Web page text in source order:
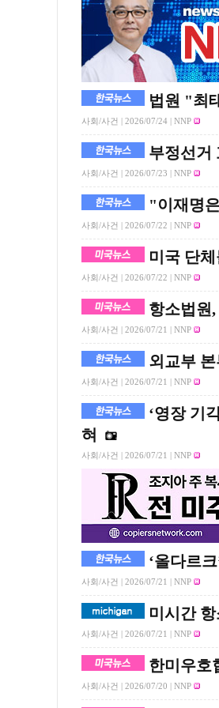
법원 "최
사회/사건 | 2026/07/24 | NNP
부정선거
사회/사건 | 2026/07/23 | NNP
"이재명
사회/사건 | 2026/07/22 | NNP
미국 단
사회/사건 | 2026/07/22 | NNP
항소법원
사회/사건 | 2026/07/21 | NNP
외교부
사회/사건 | 2026/07/21 | NNP
‘영장 기
혀
사회/사건 | 2026/07/21 | NNP
‘올다르
사회/사건 | 2026/07/21 | NNP
미시간
사회/사건 | 2026/07/21 | NNP
한미우호
사회/사건 | 2026/07/20 | NNP